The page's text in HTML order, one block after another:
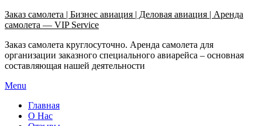
Заказ самолета | Бизнес авиация | Деловая авиация | Аренда
самолета — VIP Service
Заказ самолета круглосуточно. Аренда самолета для
организации заказного специального авиарейса – основная
составляющая нашей деятельности
Menu
Главная
О Нас